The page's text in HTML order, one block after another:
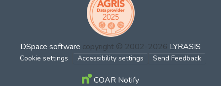
DSpace software copyright © 2002-2026 LYRASIS
Cookie settings Accessibility settings Send Feedback
COAR Notify